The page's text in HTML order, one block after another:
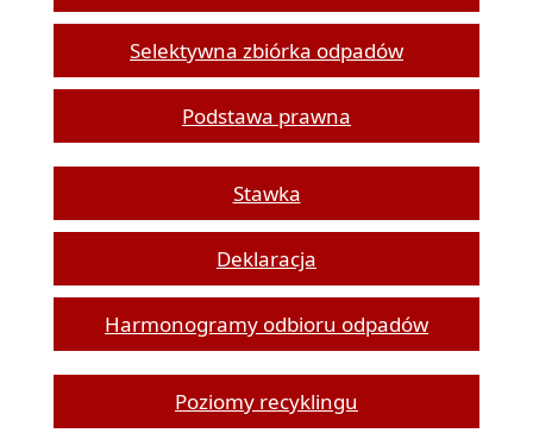
Selektywna zbiórka odpadów
Podstawa prawna
Stawka
Deklaracja
Harmonogramy odbioru odpadów
Poziomy recyklingu